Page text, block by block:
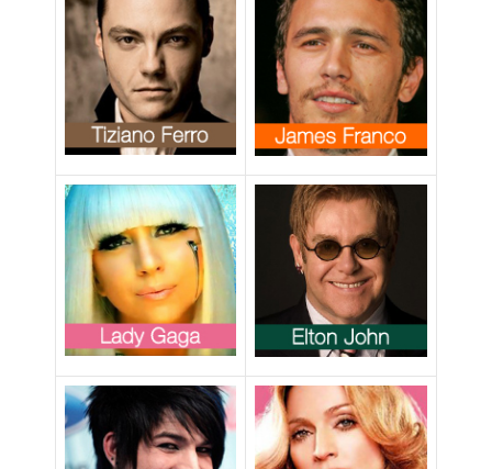
imparziale
poichè gay”